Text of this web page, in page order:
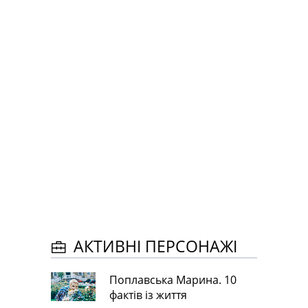
АКТИВНІ ПЕРСОНАЖІ
Поплавська Марина. 10
фактів із життя